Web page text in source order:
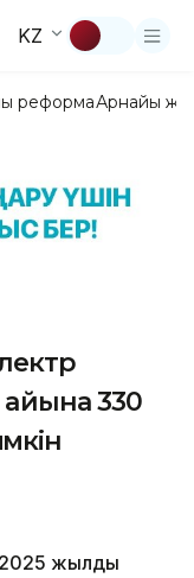
KZ
реформаАрнайы
330
жылдың